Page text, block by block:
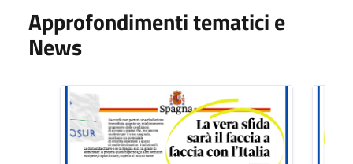
Approfondimenti tematici e
News